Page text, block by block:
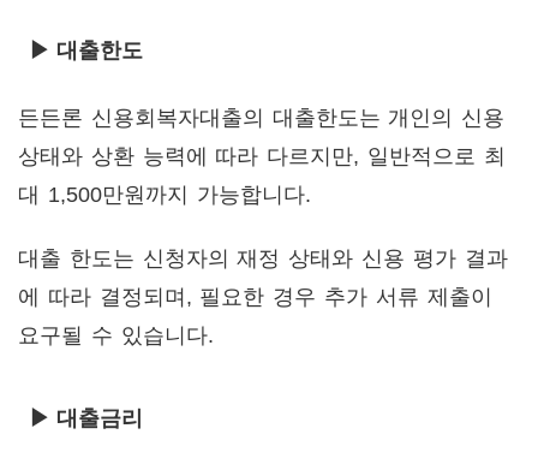
▶ 대출한도
든든론 신용회복자대출의 대출한도는 개인의 신용
상태와 상환 능력에 따라 다르지만, 일반적으로 최
대 1,500만원까지 가능합니다.
대출 한도는 신청자의 재정 상태와 신용 평가 결과
에 따라 결정되며, 필요한 경우 추가 서류 제출이
요구될 수 있습니다.
▶ 대출금리